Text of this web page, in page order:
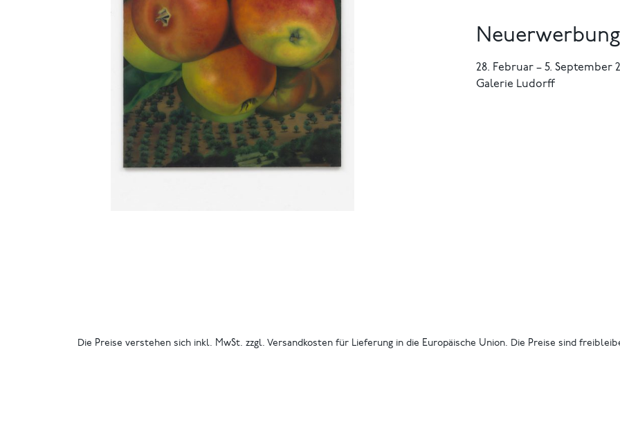
28. Februar – 5. September
Galerie Ludorff
Die Preise verstehen sich inkl. MwSt. zzgl. Versandkosten für Lieferung in die Europäische Union. Die Preise sind